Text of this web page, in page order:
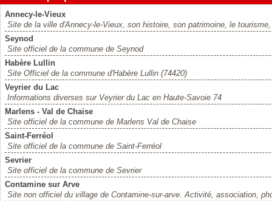
Annecy-le-Vieux
Site de la ville d'Annecy-le-Vieux, son histoire, son patrimoine, le
Seynod
Site officiel de la commune de Seynod
Habère Lullin
Site Officiel de la commune d'Habère Lullin (74420)
Veyrier du Lac
Informations diverses sur Veyrier du Lac en Haute-Savoie 74
Marlens - Val de Chaise
Site officiel de la commune de Marlens Val de Chaise
Saint-Ferréol
Site officiel de la commune de Saint-Ferréol
Sevrier
Site officiel de la commune de Sevrier
Contamine sur Arve
Site non officiel du village de Contamine-sur-arve. Activité, association,